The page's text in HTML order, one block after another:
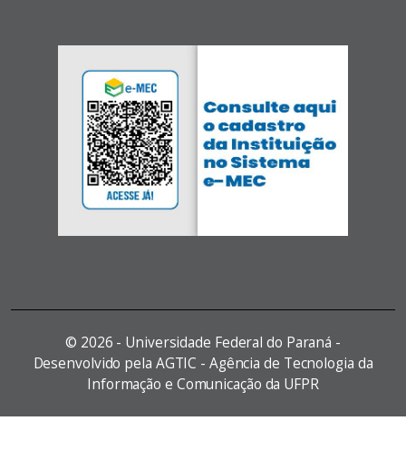
© 2026 - Universidade Federal do Paraná -
Desenvolvido pela AGTIC - Agência de Tecnologia da
Informação e Comunicação da UFPR